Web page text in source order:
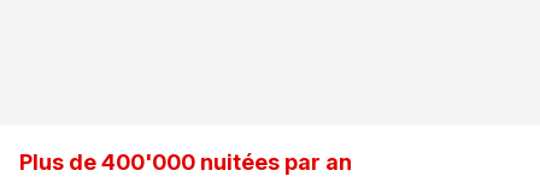
Plus de 400'000 nuitées par an